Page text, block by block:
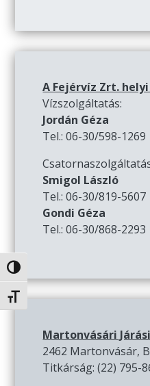
Nagy kontraszt váltása
Betűméret váltása
A Fejérvíz Zrt.
Vízszolgáltatás:
Jordán Géza
Tel.: 06-30/598-1269
Smigol László
Tel.: 06-30/819-5607
Gondi Géza
Tel.: 06-30/868-2293
Martonvásári
2462 Martonvásár,
Titkárság: (22) 795-